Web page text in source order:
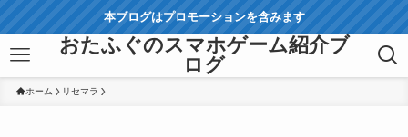
本ブログはプロモーションを含みます
おたふぐのスマホゲーム紹介ブ
ログ
ホーム リセマラ